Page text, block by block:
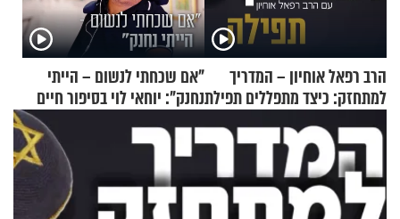
הרב רפאל אוחיון – המדריך
למתחזק: כיצד מתפללים תפילת
שמונה עשרה?
"אם שכחתי לנשום – הייתי
נחנק": יוחאי לוי בסיפור חיים
מעורר השראה